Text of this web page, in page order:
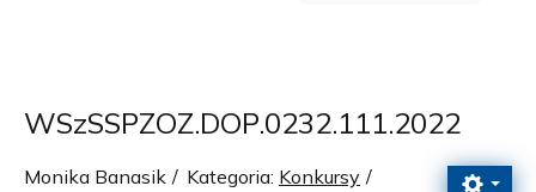
WSzSSPZOZ.DOP.0232.111.2022
Monika Banasik Kategoria: Konkursy